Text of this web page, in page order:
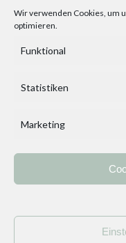
Wir verwenden Cookies, um
optimieren.
Funktional
Statistiken
Marketing